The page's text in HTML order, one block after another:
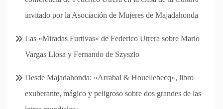
invitado por la Asociación de Mujeres de Majadahonda
Las «Miradas Furtivas» de Federico Utrera sobre Mario
Vargas Llosa y Fernando de Szyszlo
Desde Majadahonda: «Arrabal & Houellebecq», libro
exuberante, mágico y peligroso sobre dos grandes de las